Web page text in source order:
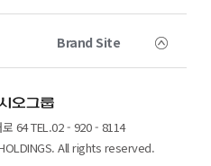
Brand Site
64 TEL.02 - 920 - 8114
All rights reserved.